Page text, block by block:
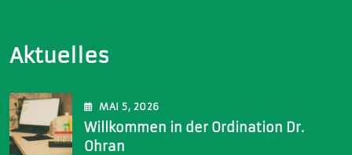
Aktuelles
MAI5, 2026
Willkommen in der Ordination Dr.
Ohran